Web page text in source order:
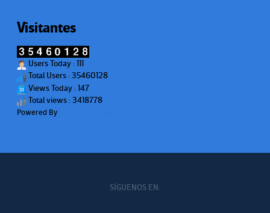
Visitantes
Users Today : 111
Total Users : 35460128
Views Today : 147
Total views : 3418778
Powered By
SÍGUENOS EN: